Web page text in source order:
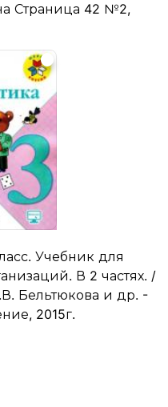
Страница 42 №2,
Учебник для
В 2 частях. /
Бельтюкова и др. -
2015г.